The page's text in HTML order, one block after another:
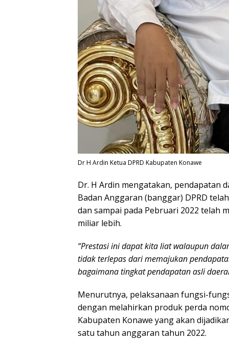
Dr H Ardin Ketua DPRD Kabupaten Konawe
Dr. H Ardin mengatakan, pendapatan
Badan Anggaran (banggar) DPRD
dan sampai pada Pebruari 2022 telah
miliar lebih.
“Prestasi ini dapat kita liat walaupun
tidak terlepas dari memajukan
bagaimana tingkat pendapatan asli
Menurutnya, pelaksanaan fungsi-
dengan melahirkan produk perda
Kabupaten Konawe yang akan
satu tahun anggaran tahun 2022.